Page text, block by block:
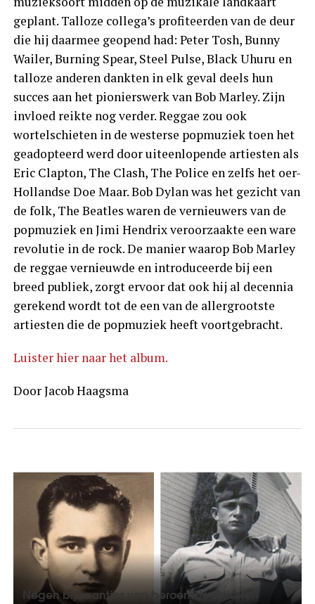
geplant. Talloze collega’s profiteerden van de deur
die hij daarmee geopend had: Peter Tosh, Bunny
Wailer, Burning Spear, Steel Pulse, Black Uhuru en
talloze anderen dankten in elk geval deels hun
succes aan het pionierswerk van Bob Marley. Zijn
invloed reikte nog verder. Reggae zou ook
wortelschieten in de westerse popmuziek toen het
geadopteerd werd door uiteenlopende artiesten als
Eric Clapton, The Clash, The Police en zelfs het oer-
Hollandse Doe Maar. Bob Dylan was het gezicht van
de folk, The Beatles waren de vernieuwers van de
popmuziek en Jimi Hendrix veroorzaakte een ware
revolutie in de rock. De manier waarop Bob Marley
de reggae vernieuwde en introduceerde bij een
breed publiek, zorgt ervoor dat ook hij al decennia
gerekend wordt tot de een van de allergrootste
artiesten die de popmuziek heeft voortgebracht.
Luister hier naar het album.
Door Jacob Haagsma
Negen bijbaantjes van beroemde artiesten